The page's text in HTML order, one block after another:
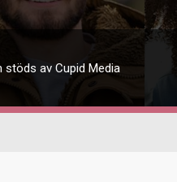
stöds av Cupid Media